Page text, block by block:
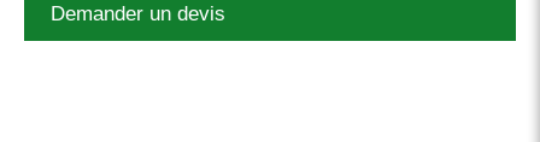
Demander un devis